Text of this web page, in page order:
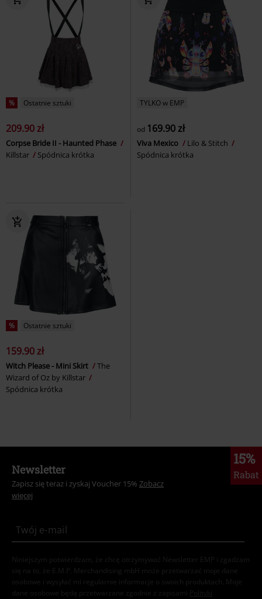
% Ostatnie sztuki
209.90 zł
Corpse Bride II - Haunted Phase
Killstar
Spódnica krótka
TYLKO w EMP
od 169.90 zł
Viva Mexico
Lilo & Stitch
Spódnica krótka
% Ostatnie sztuki
159.90 zł
Witch Please - Mini Skirt
The
Wizard of Oz by Killstar
Spódnica krótka
15%
Rabat
Newsletter
Zapisz się teraz i zyskaj Voucher 15% Zobacz
więcej
Niniejszym potwierdzam, że chcę otrzymywać Newsletter EMP i zgadzam
się na to, że E.M.P. Merchandising mbH może przetwarzać moje dane
osobowe i wysyłać mi regularnie informacje o swoich produktach. Moje
dane osobowe będą przetwarzane zgodnie z zapisami
Polityki